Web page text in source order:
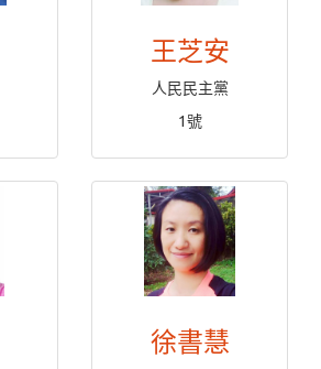
王芝安
人民民主黨
1號
徐書慧